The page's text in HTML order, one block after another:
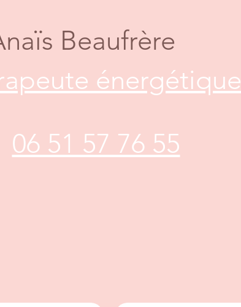
Beaufrère
énergétique
06 51 57 76 55